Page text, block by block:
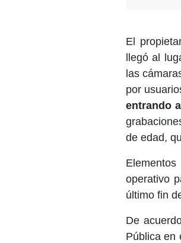
El
llegó al
las
por
entrando
de edad,
operativo
último fin
De
Pública en